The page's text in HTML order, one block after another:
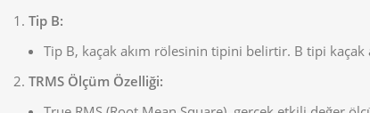
Tip B:
Tip B, kaçak akım rölesinin tipini belirtir. B tipi
TRMS Ölçüm Özelliği: